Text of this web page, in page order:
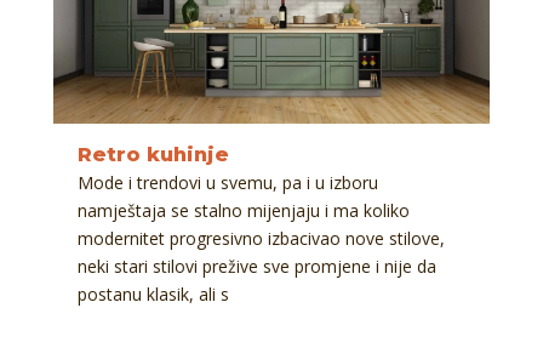
Retro kuhinje
Mode i trendovi u svemu, pa i u izboru
namještaja se stalno mijenjaju i ma koliko
modernitet progresivno izbacivao nove stilove,
neki stari stilovi prežive sve promjene i nije da
postanu klasik, ali s